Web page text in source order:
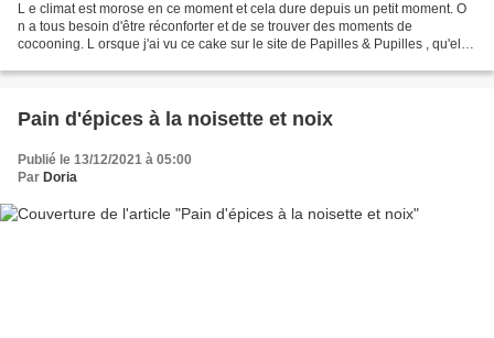
L e climat est morose en ce moment et cela dure depuis un petit moment. O
n a tous besoin d'être réconforter et de se trouver des moments de
cocooning. L orsque j'ai vu ce cake sur le site de Papilles & Pupilles , qu'elle
Pain d'épices à la noisette et noix
Publié le 13/12/2021 à 05:00
Par Doria